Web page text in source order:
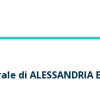
di ALESSANDRIA